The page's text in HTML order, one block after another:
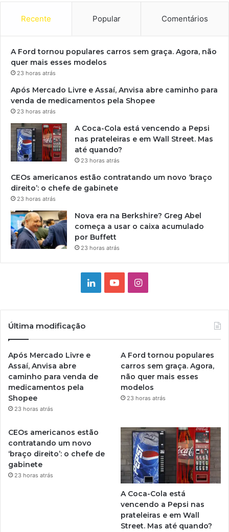
Recente Popular Comentários
A Ford tornou populares carros sem graça. Agora, não
quer mais esses modelos
23 horas atrás
Após Mercado Livre e Assaí, Anvisa abre caminho para
venda de medicamentos pela Shopee
23 horas atrás
A Coca-Cola está vencendo a Pepsi
nas prateleiras e em Wall Street. Mas
até quando?
23 horas atrás
CEOs americanos estão contratando um novo ‘braço
direito’: o chefe de gabinete
23 horas atrás
Nova era na Berkshire? Greg Abel
começa a usar o caixa acumulado
por Buffett
23 horas atrás
LinkedinYouTubeInstagram
Última modificação
Após Mercado Livre e
Assaí, Anvisa abre
caminho para venda de
medicamentos pela
Shopee
23 horas atrás
A Ford tornou populares
carros sem graça. Agora,
não quer mais esses
modelos
23 horas atrás
CEOs americanos estão
contratando um novo
‘braço direito’: o chefe de
gabinete
23 horas atrás
A Coca-Cola está
vencendo a Pepsi nas
prateleiras e em Wall
Street. Mas até quando?